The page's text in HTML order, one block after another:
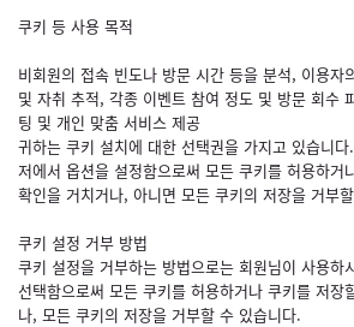
쿠키 등 사용 목적
비회원의 접속 빈도나 방문 시간 등을 분석, 이용자
및 자취 추적, 각종 이벤트 참여 정도 및 방문 회수
팅 및 개인 맞춤 서비스 제공
귀하는 쿠키 설치에 대한 선택권을 가지고 있습니
저에서 옵션을 설정함으로써 모든 쿠키를 허용하거
확인을 거치거나, 아니면 모든 쿠키의 저장을 거부
쿠키 설정 거부 방법
쿠키 설정을 거부하는 방법으로는 회원님이 사용하
선택함으로써 모든 쿠키를 허용하거나 쿠키를 저장
나, 모든 쿠키의 저장을 거부할 수 있습니다.